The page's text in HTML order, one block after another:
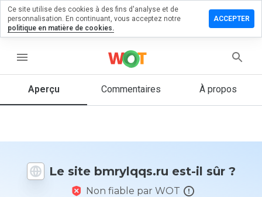
menu
Aperçu Commentaires À propos
Le site bmrylqqs.ru est-il sûr ?
Non fiable par WOT
un
1 et 5
vous à ce
site ?
Ce site utilise des cookies à des fins d'analyse et de
personnalisation. En continuant, vous acceptez notre
politique en matière de cookies.
ACCEPTER